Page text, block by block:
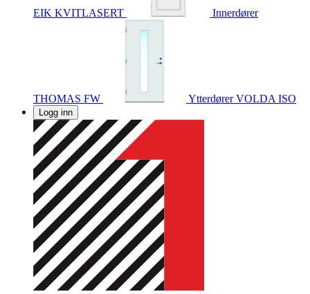
EIK KVITLASERT Innerdører
THOMAS FW YtterdørerVOLDA ISO
Logg inn